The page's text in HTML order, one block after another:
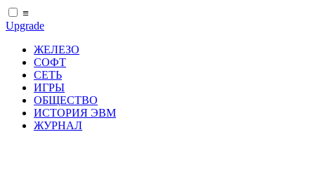
≡
Upgrade
ЖЕЛЕЗО
СОФТ
СЕТЬ
ИГРЫ
ОБЩЕСТВО
ИСТОРИЯ ЭВМ
ЖУРНАЛ